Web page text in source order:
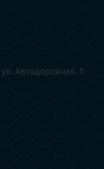
Автодорожная, 5